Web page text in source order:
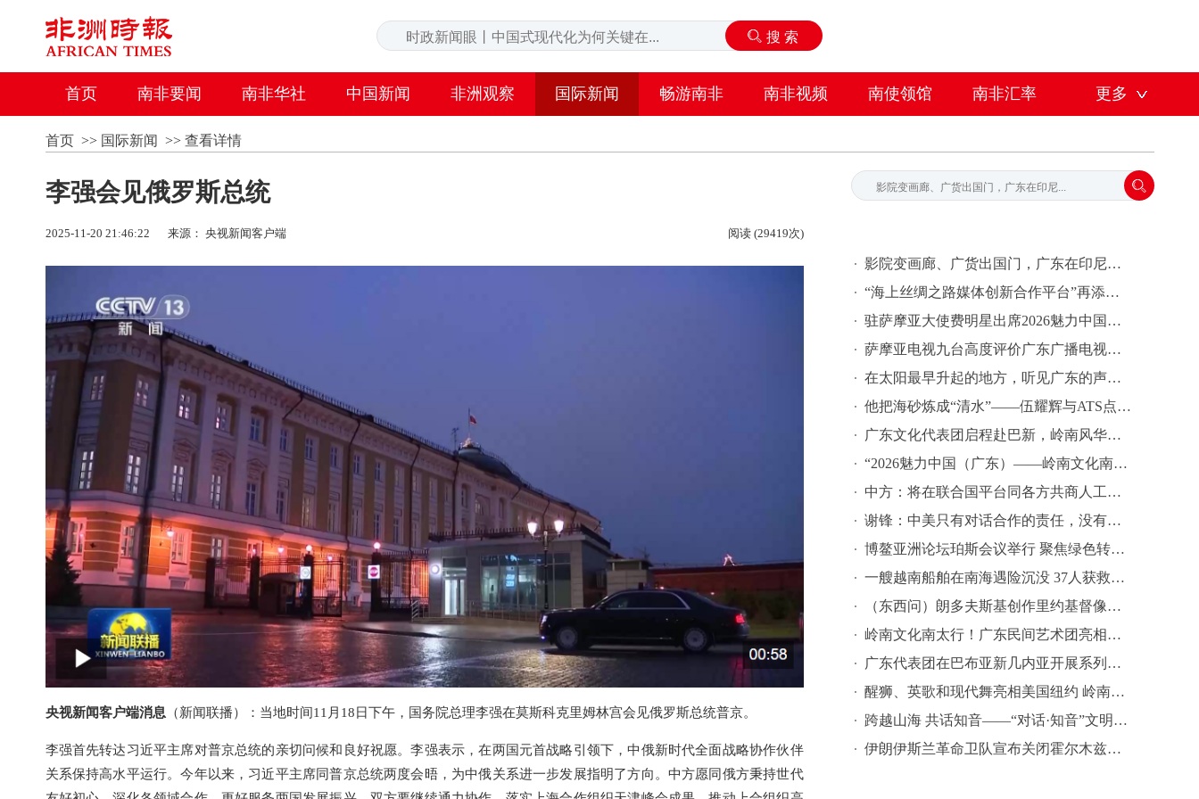
首页 南非要闻 南非华社 中国新闻 非洲观察 国际新闻 畅游南非 南非视频 南使领馆 南非汇率 更多
首页>> 国际新闻 >> 查看详情
李强会见俄罗斯总统
2025-11-20 21:46:22 来源： 央视新闻客户端 阅读 (29419次)
央视新闻客户端消息 （新闻联播）：当地时间11月18日下午，国务院总理李强在莫斯科克里姆林宫会见俄罗斯总统普京。
李强首先转达习近平主席对普京总统的亲切问候和良好祝愿。李强表示，在两国元首战略引领下，中俄新时代全面战略协作伙伴
关系保持高水平运行。今年以来，习近平主席同普京总统两度会晤，为中俄关系进一步发展指明了方向。中方愿同俄方秉持世代
影院变画廊、广货出国门，广东在印尼放“大招”
“海上丝绸之路媒体创新合作平台”再添新成员——南方国际传播中心与萨摩亚Talamua Media签署合作备忘录
驻萨摩亚大使费明星出席2026魅力中国（广东）——岭南文化南太行萨摩亚站活动
萨摩亚电视九台高度评价广东广播电视台节目内容，期待开展合作
在太阳最早升起的地方，听见广东的声音｜广东媒体代表团与萨摩亚通讯与信息技术部签署合作书，推动纪录片栏目《今日广东》落地萨摩亚TV9
他把海砂炼成“清水”——伍耀辉与ATS点砂成金的印尼制造传奇
广东文化代表团启程赴巴新，岭南风华绽放南太平洋
“2026魅力中国（广东）——岭南文化南太行”启动仪式在巴布亚新几内亚举行——五十年友谊添华彩，岭南风韵暖南太
中方：将在联合国平台同各方共商人工智能全球治理
谢锋：中美只有对话合作的责任，没有冲突对抗的理由
博鳌亚洲论坛珀斯会议举行 聚焦绿色转型与区域合作
一艘越南船舶在南海遇险沉没 37人获救仍有25人失联
（东西问）朗多夫斯基创作里约基督像与南京中山像：万里同塑 百年回响
岭南文化南太行！广东民间艺术团亮相巴布亚新几内亚
广东代表团在巴布亚新几内亚开展系列交流活动
醒狮、英歌和现代舞亮相美国纽约 岭南文化“组团出海”再跃升
跨越山海 共话知音——“对话·知音”文明对话国际日希腊主题活动精彩亮相Common Grounds多元文化节
伊朗伊斯兰革命卫队宣布关闭霍尔木兹海峡 美国再度打击伊朗